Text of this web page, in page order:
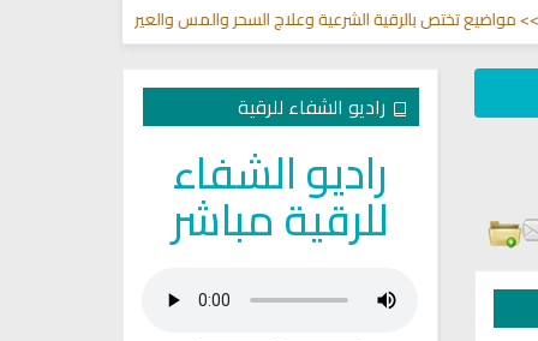
تختص بالرقية الشرعية وعلاج السحر والمس والعين 🌾
راديو الشفاء للرقية
راديو الشفاء
للرقية مباشر